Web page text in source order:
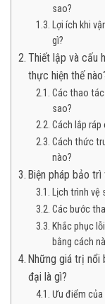
sao?
Lợi ích khi
gì?
Thiết lập và cấu
thực hiện thế
Các thao
sao?
Cách lắp
Cách thức
nào?
Biện pháp bảo
Lịch trình vệ
Các bước
Khắc phục
bằng cách
Những giá trị nổi
đại là gì?
Ưu điểm